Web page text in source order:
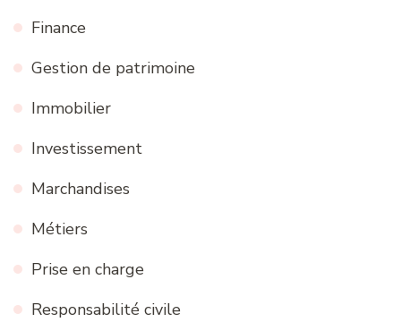
Finance
Gestion de patrimoine
Immobilier
Investissement
Marchandises
Métiers
Prise en charge
Responsabilité civile